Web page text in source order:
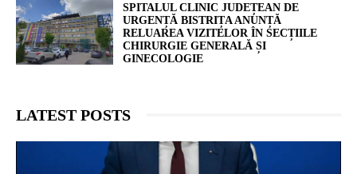
SPITALUL CLINIC JUDEȚEAN DE
URGENȚĂ BISTRIȚA ANUNȚĂ
RELUAREA VIZITELOR ÎN SECȚIILE
CHIRURGIE GENERALĂ ȘI
GINECOLOGIE
LATEST POSTS